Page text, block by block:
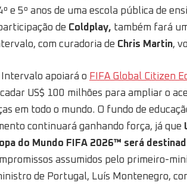
e 5º anos de uma escola pública de
de Coldplay, também fará
com curadoria de Chris Martin,
Intervalo apoiará o FIFA Global Citizen
US$ 100 milhões para ampliar o
em todo o mundo. O fundo de
continuará ganhando força, já que
do Mundo FIFA 2026™ será
assumidos pelo primeiro-
de Portugal, Luís Montenegro,